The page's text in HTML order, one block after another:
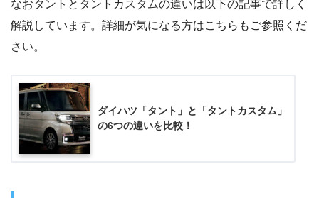
なおタントとタントカスタムの違いは以下の記事で詳しく
解説しています。詳細が気になる方はこちらもご参照くだ
さい。
ダイハツ「タント」と「タントカスタム」
の6つの違いを比較！